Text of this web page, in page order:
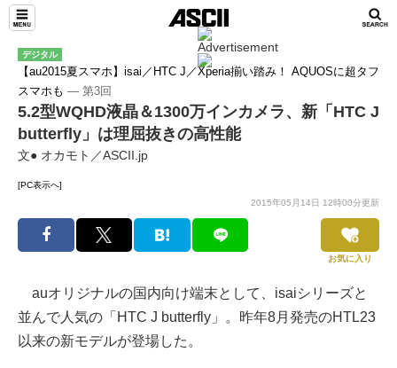
デジタル
【au2015夏スマホ】isai／HTC J／Xperia揃い踏み！ AQUOSに超タフ
スマホも ― 第3回
5.2型WQHD液晶＆1300万インカメラ、新「HTC J
butterfly」は理屈抜きの高性能
文● オカモト／ASCII.jp
[PC表示へ]
2015年05月14日 12時00分更新
お気に入り
auオリジナルの国内向け端末として、isaiシリーズと
並んで人気の「HTC J butterfly」。昨年8月発売のHTL23
以来の新モデルが登場した。